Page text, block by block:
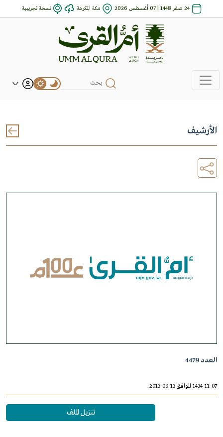
24 صفر 1448 | 07 أغسطس 2026 مكة المكرمة نسخة تجريبية
الأرشيف
العدد 4479
1434-11-07 الموافق 13-09-2013
تنزيل الملف